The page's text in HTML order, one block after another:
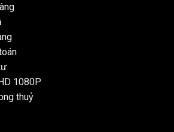
1080P
thuỷ